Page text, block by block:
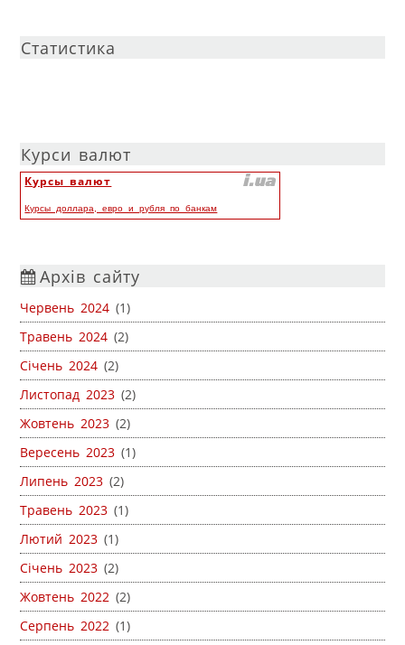
Статистика
Курси валют
Курсы валют
Курсы доллара, евро и рубля по банкам
Архів сайту
Червень 2024 (1)
Травень 2024 (2)
Січень 2024 (2)
Листопад 2023 (2)
Жовтень 2023 (2)
Вересень 2023 (1)
Липень 2023 (2)
Травень 2023 (1)
Лютий 2023 (1)
Січень 2023 (2)
Жовтень 2022 (2)
Серпень 2022 (1)